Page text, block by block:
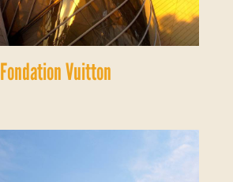
Fondation Vuitton